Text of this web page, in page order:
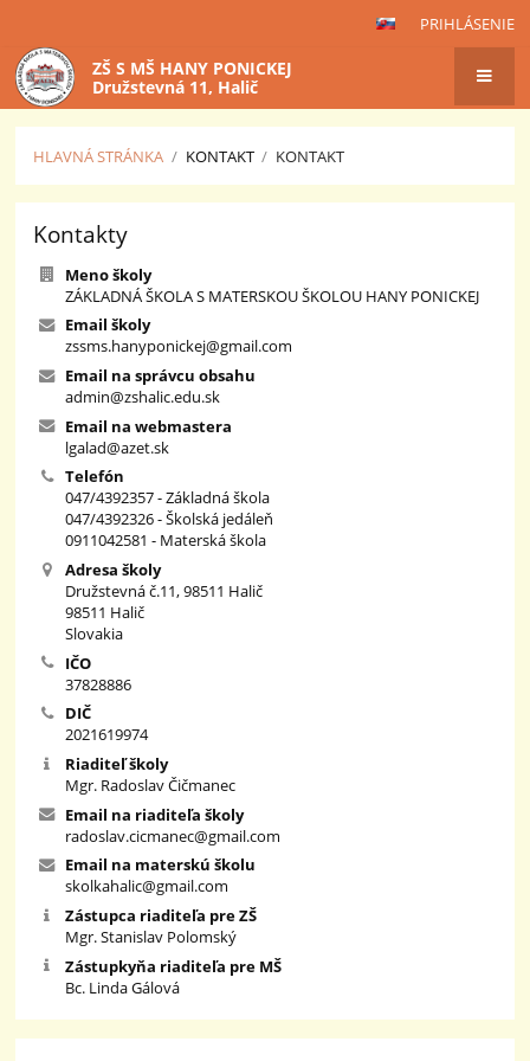
PRIHLÁSENIE
ZŠ S MŠ HANY PONICKEJ
Družstevná 11, Halič
HLAVNÁ STRÁNKA / KONTAKT / KONTAKT
Kontakt
Kontakty
Meno školy
ZÁKLADNÁ ŠKOLA S MATERSKOU ŠKOLOU HANY PONICKEJ
Email školy
zssms.hanyponickej@gmail.com
Email na správcu obsahu
admin@zshalic.edu.sk
Email na webmastera
lgalad@azet.sk
Telefón
047/4392357 - Základná škola
047/4392326 - Školská jedáleň
0911042581 - Materská škola
Adresa školy
Družstevná č.11, 98511 Halič
98511 Halič
Slovakia
IČO
37828886
DIČ
2021619974
Riaditeľ školy
Mgr. Radoslav Čičmanec
Email na riaditeľa školy
radoslav.cicmanec@gmail.com
Email na materskú školu
skolkahalic@gmail.com
Zástupca riaditeľa pre ZŠ
Mgr. Stanislav Polomský
Zástupkyňa riaditeľa pre MŠ
Bc. Linda Gálová